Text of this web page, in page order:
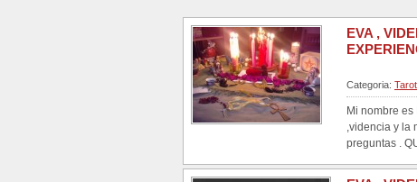
EVA ,
Categoria: Tarot
Mi nombre
,videncia y la
preguntas .